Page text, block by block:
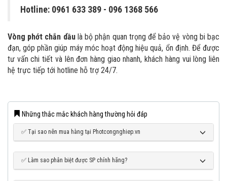
Hotline: 0961 633 389​ - 096 1368 566
Vòng phớt chắn dầulà bộ phận quan trọng để bảo vệ vòng bi bạc
đạn, góp phần giúp máy móc hoạt động hiệu quả, ổn định. Để được
tư vấn chi tiết và lên đơn hàng giao nhanh, khách hàng vui lòng liên
hệ trực tiếp tới hotline hỗ trợ 24/7.
Những thắc mắc khách hàng thường hỏi đáp
✅ Tại sao nên mua hàng tại Photcongnghiep.vn
✅ Làm sao phân biệt được SP chính hãng?